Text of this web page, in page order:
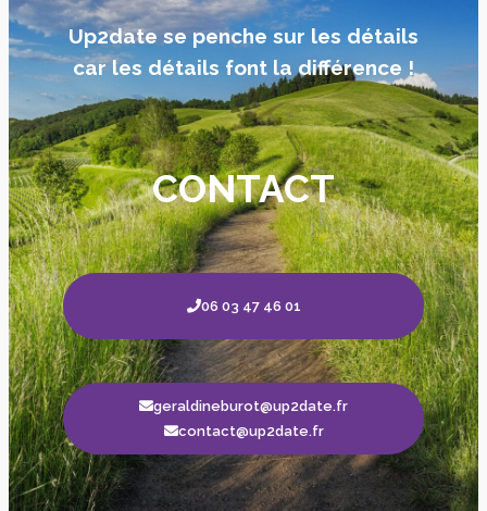
Up2date se penche sur les détails
car les détails font la différence !
CONTACT
06 03 47 46 01
geraldineburot@up2date.fr
contact@up2date.fr